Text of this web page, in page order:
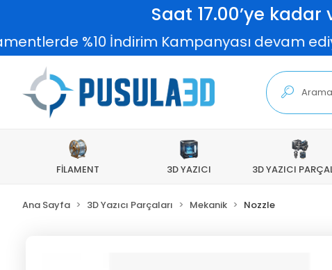
Saat 17.00’ye
%10 İndirim Kampanyası devam ediyor!
FİLAMENT 3D YAZICI 3D YAZICI
Ana Sayfa 3D Yazıcı Parçaları Mekanik Nozzle